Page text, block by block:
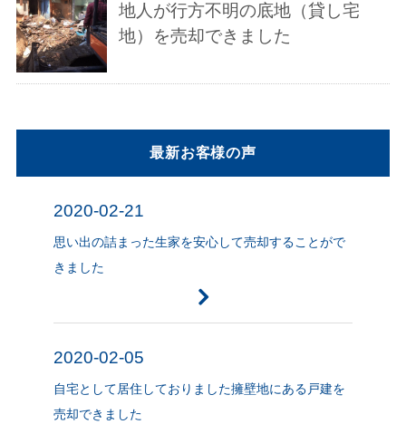
地人が行方不明の底地（貸し宅
地）を売却できました
最新お客様の声
2020-02-21
思い出の詰まった生家を安心して売却することがで
きました
2020-02-05
自宅として居住しておりました擁壁地にある戸建を
売却できました